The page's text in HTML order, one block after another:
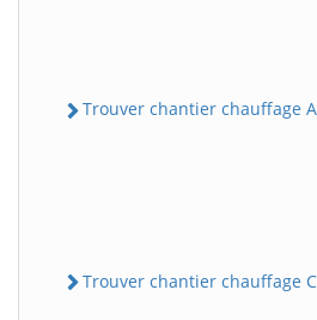
Trouver chantier chauffage
Trouver chantier chauffage